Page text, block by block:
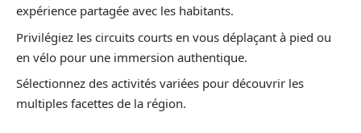
expérience partagée avec les habitants.
Privilégiez les circuits courts en vous déplaçant à pied ou
en vélo pour une immersion authentique.
Sélectionnez des activités variées pour découvrir les
multiples facettes de la région.